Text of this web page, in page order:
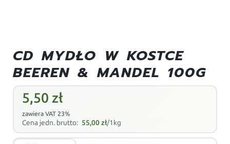
CD MYDŁO W KOSTCE
BEEREN & MANDEL 100G
5,50 zł
zawiera VAT 23%
Cena jedn. brutto: 55,00zł/1kg